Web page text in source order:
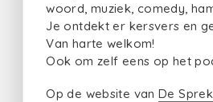
woord, muziek, comedy,
Je ontdekt er kersvers en
Van harte welkom!
Ook om zelf eens op het
Op de website van De